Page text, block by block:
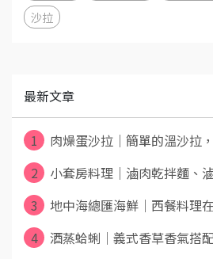
沙拉
最新文章
1
肉燥蛋沙拉｜簡單的溫沙拉
2
小套房料理｜滷肉乾拌麵、
3
地中海總匯海鮮｜西餐料理
4
酒蒸蛤蜊｜義式香草香氣搭